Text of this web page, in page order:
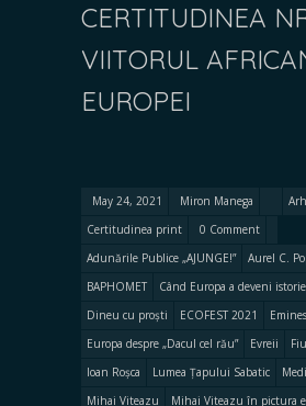
CERTITUDINEA
VIITORUL
EUROPEI
May 24, 2021 Miron Manega
Certitudinea print
0 Comment
Adunările Publice „AJUNGE!”
Aurel C.
BAPHOMET
Când Europa a deveni istorie
Dineu cu proști
ECOFEST 2021
Europa despre „Dacul cel rău”
Evreii
Ioan Roșca
Lumea Țapului Sabatic
Mihai Viteazu
Mihai Viteazu în pictura